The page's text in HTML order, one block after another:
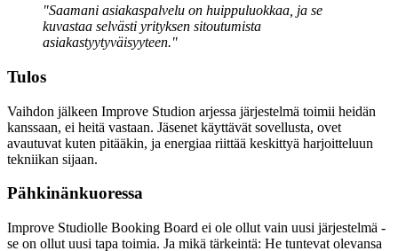
"Saamani asiakaspalvelu on huippuluokkaa, ja se
kuvastaa selvästi yrityksen sitoutumista
asiakastyytyväisyyteen."
Tulos
Vaihdon jälkeen Improve Studion arjessa järjestelmä toimii heidän
kanssaan, ei heitä vastaan. Jäsenet käyttävät sovellusta, ovet
avautuvat kuten pitääkin, ja energiaa riittää keskittyä harjoitteluun
tekniikan sijaan.
Pähkinänkuoressa
Improve Studiolle Booking Board ei ole ollut vain uusi järjestelmä -
se on ollut uusi tapa toimia. Ja mikä tärkeintä: He tuntevat olevansa